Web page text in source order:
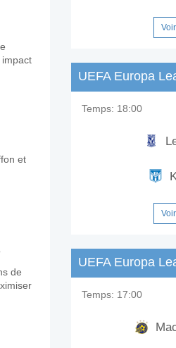
et
de
UEFA Europa
Temps: 18:00
UEFA Europa
Temps: 17:00